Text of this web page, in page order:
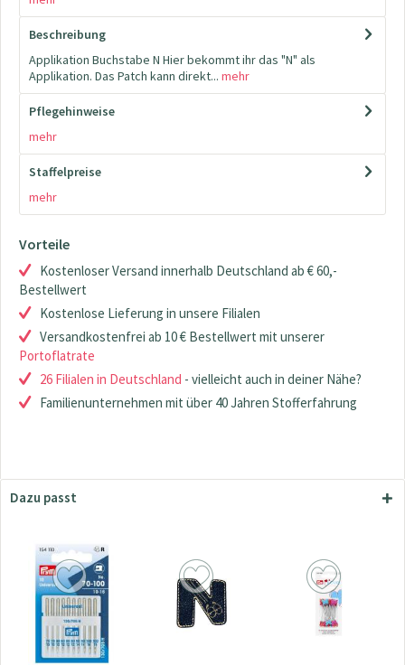
Beschreibung
Applikation Buchstabe N Hier bekommt ihr das "N" als
Applikation. Das Patch kann direkt... mehr
Pflegehinweise
mehr
Staffelpreise
mehr
Vorteile
Kostenloser Versand innerhalb Deutschland ab € 60,-
Bestellwert
Kostenlose Lieferung in unsere Filialen
Versandkostenfrei ab 10 € Bestellwert mit unserer
Portoflatrate
26 Filialen in Deutschland - vielleicht auch in deiner Nähe?
Familienunternehmen mit über 40 Jahren Stofferfahrung
Dazu passt